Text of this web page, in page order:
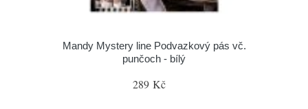
Mandy Mystery line Podvazkový pás vč.
punčoch - bílý
289 Kč